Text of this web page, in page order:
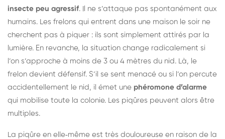
insecte peu agressif. Il ne s’attaque pas spontanément aux
humains. Les frelons qui entrent dans une maison le soir ne
cherchent pas à piquer : ils sont simplement attirés par la
lumière. En revanche, la situation change radicalement si
l’on s’approche à moins de 3 ou 4 mètres du nid. Là, le
frelon devient défensif. S’il se sent menacé ou si l’on percute
accidentellement le nid, il émet une phéromone d’alarme
qui mobilise toute la colonie. Les piqûres peuvent alors être
multiples.
La piqûre en elle‑même est très douloureuse en raison de la